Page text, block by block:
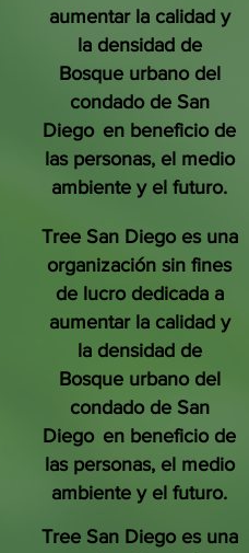
aumentar la calidad y
la densidad de
Bosque urbano del
condado de San
Diego en beneficio de
las personas, el medio
ambiente y el futuro.
Tree San Diego es una
organización sin fines
de lucro dedicada a
aumentar la calidad y
la densidad de
Bosque urbano del
condado de San
Diego en beneficio de
las personas, el medio
ambiente y el futuro.
Tree San Diego es una